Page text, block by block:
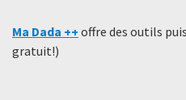
Ma Dada ++ offre des outils
gratuit!)